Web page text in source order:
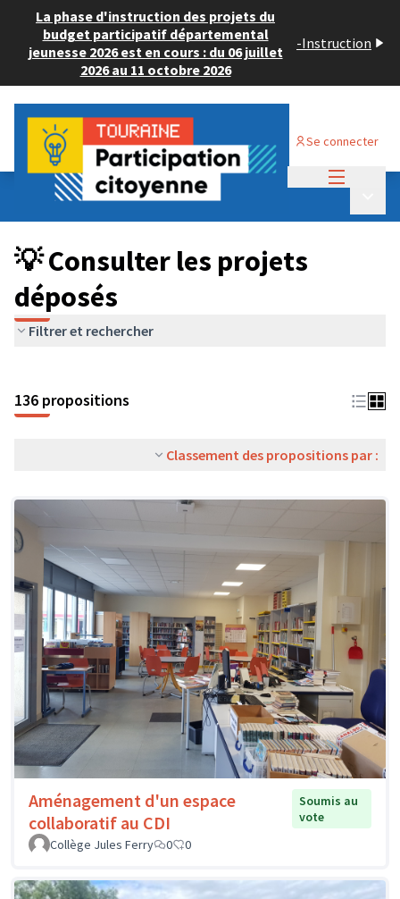
La phase d'instruction des projets du
budget participatif départemental
jeunesse 2026 est en cours : du 06 juillet
2026 au 11 octobre 2026
-Instruction
Se connecter
Budget Participatif JEUNESSE 2024
💡 Consulter les projets déposés
💡 Consulter les projets
déposés
Filtrer et rechercher
136 propositions
Classement des propositions par :
Aménagement d'un espace
collaboratif au CDI
Soumis au
vote
Collège Jules Ferry
0 0